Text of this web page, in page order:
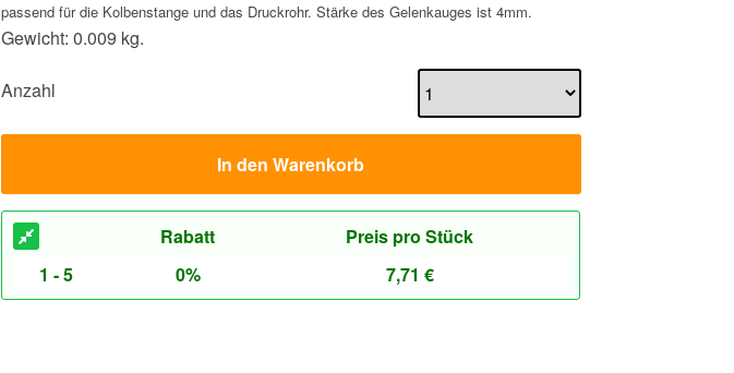
passend für die Kolbenstange und das Druckrohr. Stärke des Gelenkauges ist 4mm.
Gewicht: 0.009 kg.
Anzahl
In den Warenkorb
Rabatt
Preis pro Stück
1 - 5
0% 7,71 €